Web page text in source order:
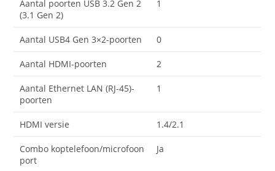
Aantal poorten USB 3.2 Gen 2
(3.1 Gen 2)
1
Aantal USB4 Gen 3×2-poorten 0
Aantal HDMI-poorten 2
Aantal Ethernet LAN (RJ-45)-
poorten
1
HDMI versie 1.4/2.1
Combo koptelefoon/microfoon
port
Ja